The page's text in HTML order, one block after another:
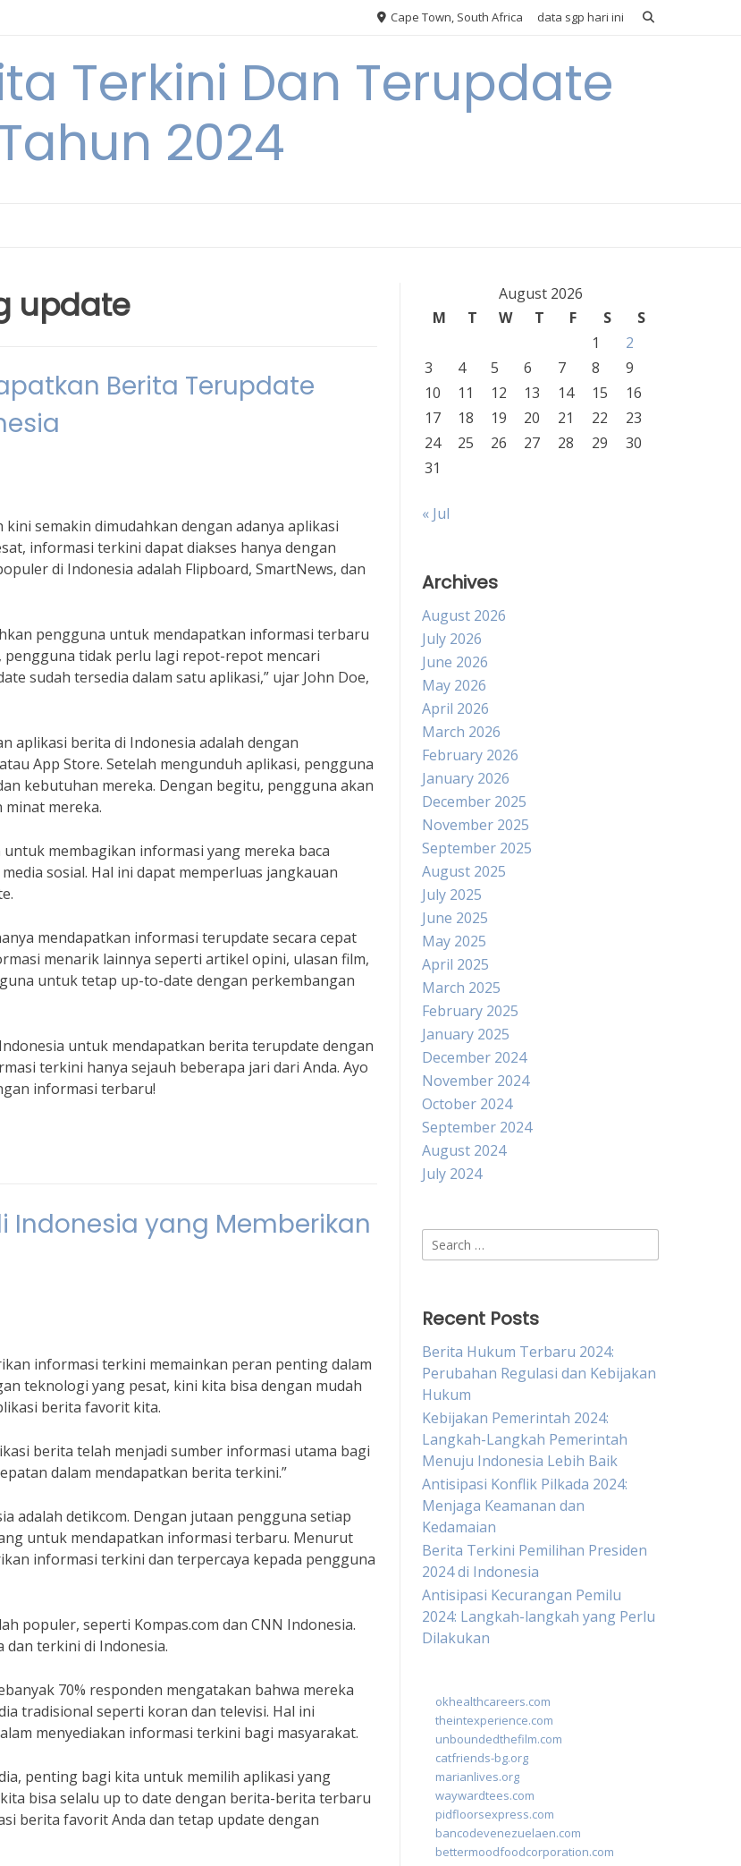
Cape Town, South Africa data sgp hari ini
Terkini Dan Terupdate
2024
update
Berita Terupdate
semakin dimudahkan dengan adanya aplikasi
informasi terkini dapat diakses hanya dengan
di Indonesia adalah Flipboard, SmartNews, dan
pengguna untuk mendapatkan informasi terbaru
pengguna tidak perlu lagi repot-repot mencari
sudah tersedia dalam satu aplikasi,” ujar John Doe,
aplikasi berita di Indonesia adalah dengan
App Store. Setelah mengunduh aplikasi, pengguna
kebutuhan mereka. Dengan begitu, pengguna akan
minat mereka.
membagikan informasi yang mereka baca
sosial. Hal ini dapat memperluas jangkauan
mendapatkan informasi terupdate secara cepat
menarik lainnya seperti artikel opini, ulasan film,
untuk tetap up-to-date dengan perkembangan
untuk mendapatkan berita terupdate dengan
terkini hanya sejauh beberapa jari dari Anda. Ayo
informasi terbaru!
Indonesia yang Memberikan
informasi terkini memainkan peran penting dalam
teknologi yang pesat, kini kita bisa dengan mudah
berita favorit kita.
berita telah menjadi sumber informasi utama bagi
dalam mendapatkan berita terkini.”
adalah detikcom. Dengan jutaan pengguna setiap
untuk mendapatkan informasi terbaru. Menurut
informasi terkini dan terpercaya kepada pengguna
populer, seperti Kompas.com dan CNN Indonesia.
dan terkini di Indonesia.
70% responden mengatakan bahwa mereka
tradisional seperti koran dan televisi. Hal ini
menyediakan informasi terkini bagi masyarakat.
penting bagi kita untuk memilih aplikasi yang
bisa selalu up to date dengan berita-berita terbaru
berita favorit Anda dan tetap update dengan
August 2026
M
T W T F S
S
1
2
3
4 5 6 7 8
9
10
11 12 13 14 15
16
17
18 19 20 21 22
23
24
25 26 27 28 29
30
31
« Jul
Archives
August 2026
July 2026
June 2026
May 2026
April 2026
March 2026
February 2026
January 2026
December 2025
November 2025
September 2025
August 2025
July 2025
June 2025
May 2025
April 2025
March 2025
February 2025
January 2025
December 2024
November 2024
October 2024
September 2024
August 2024
July 2024
Search
for:
Recent Posts
Berita Hukum Terbaru 2024:
Perubahan Regulasi dan Kebijakan
Hukum
Kebijakan Pemerintah 2024:
Langkah-Langkah Pemerintah
Menuju Indonesia Lebih Baik
Antisipasi Konflik Pilkada 2024:
Menjaga Keamanan dan
Kedamaian
Berita Terkini Pemilihan Presiden
2024 di Indonesia
Antisipasi Kecurangan Pemilu
2024: Langkah-langkah yang Perlu
Dilakukan
okhealthcareers.com
theintexperience.com
unboundedthefilm.com
catfriends-bg.org
marianlives.org
waywardtees.com
pidfloorsexpress.com
bancodevenezuelaen.com
bettermoodfoodcorporation.com